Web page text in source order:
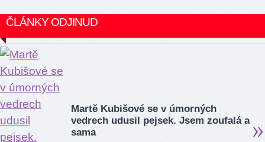
ČLÁNKY ODJINUD
Martě Kubišové se v úmorných
vedrech udusil pejsek. Jsem zoufalá a
sama